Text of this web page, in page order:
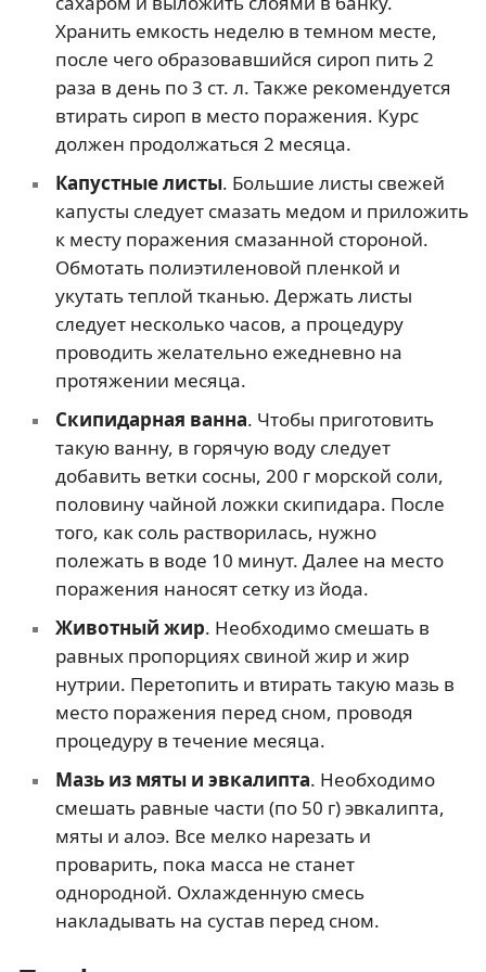
Хранить емкость неделю в темном месте,
после чего образовавшийся сироп пить 2
раза в день по 3 ст. л. Также рекомендуется
втирать сироп в место поражения. Курс
должен продолжаться 2 месяца.
Капустные листы. Большие листы свежей
капусты следует смазать медом и приложить
к месту поражения смазанной стороной.
Обмотать полиэтиленовой пленкой и
укутать теплой тканью. Держать листы
следует несколько часов, а процедуру
проводить желательно ежедневно на
протяжении месяца.
Скипидарная ванна. Чтобы приготовить
такую ванну, в горячую воду следует
добавить ветки сосны, 200 г морской соли,
половину чайной ложки скипидара. После
того, как соль растворилась, нужно
полежать в воде 10 минут. Далее на место
поражения наносят сетку из йода.
Животный жир. Необходимо смешать в
равных пропорциях свиной жир и жир
нутрии. Перетопить и втирать такую мазь в
место поражения перед сном, проводя
процедуру в течение месяца.
Мазь из мяты и эвкалипта. Необходимо
смешать равные части (по 50 г) эвкалипта,
мяты и алоэ. Все мелко нарезать и
проварить, пока масса не станет
однородной. Охлажденную смесь
накладывать на сустав перед сном.